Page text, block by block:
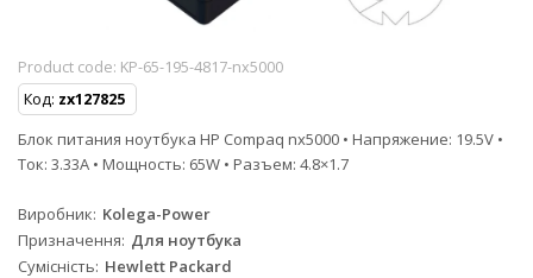
Product code: KP-65-195-4817-nx5000
Код: zx127825
Блок питания ноутбука HP Compaq nx5000 • Напряжение: 19.5V •
Ток: 3.33A • Мощность: 65W • Разъем: 4.8×1.7
Виробник Kolega-Power
Призначення Для ноутбука
Сумісність Hewlett Packard